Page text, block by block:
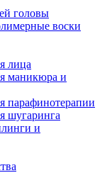
головы
воски
лица
маникюра и
парафинотерапии
шугаринга
и